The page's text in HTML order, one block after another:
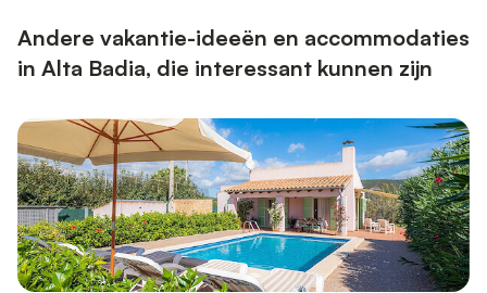
gedeelde buitenruimte, be...
Andere vakantie-ideeën en accommodaties
in Alta Badia, die interessant kunnen zijn